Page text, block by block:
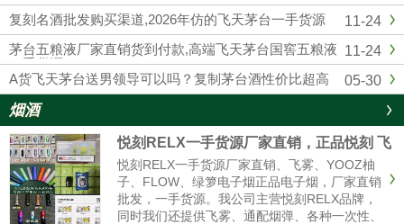
11-24
复刻名酒批发购买渠道,2026年仿的飞天茅台一手货源
11-24
茅台五粮液厂家直销货到付款,高端飞天茅台国窖五粮液
一手货源
05-30
A货飞天茅台送男领导可以吗？复制茅台酒性价比超高
烟酒
悦刻RELX一手货源厂家直销，正品悦刻 飞
雾 各种一次性 烟弹超多
悦刻RELX一手货源厂家直销、飞雾、YOOZ柚
子、FLOW、绿箩电子烟正品电子烟，厂家直销
批发，一手货源。我公司主营悦刻RELX品牌，
同时我们还提供飞雾、通配烟弹、各种一次性、